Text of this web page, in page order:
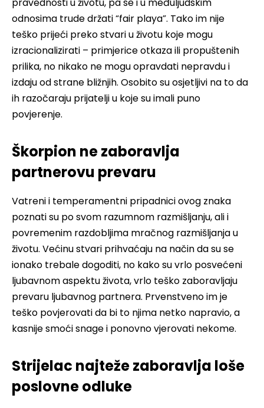
odnosima trude držati “fair playa”. Tako im nije
teško prijeći preko stvari u životu koje mogu
izracionalizirati – primjerice otkaza ili propuštenih
prilika, no nikako ne mogu opravdati nepravdu i
izdaju od strane bližnjih. Osobito su osjetljivi na to da
ih razočaraju prijatelji u koje su imali puno
povjerenje.
Škorpion ne zaboravlja
partnerovu prevaru
Vatreni i temperamentni pripadnici ovog znaka
poznati su po svom razumnom razmišljanju, ali i
povremenim razdobljima mračnog razmišljanja u
životu. Većinu stvari prihvaćaju na način da su se
ionako trebale dogoditi, no kako su vrlo posvećeni
ljubavnom aspektu života, vrlo teško zaboravljaju
prevaru ljubavnog partnera. Prvenstveno im je
teško povjerovati da bi to njima netko napravio, a
kasnije smoći snage i ponovno vjerovati nekome.
Strijelac najteže zaboravlja loše
poslovne odluke